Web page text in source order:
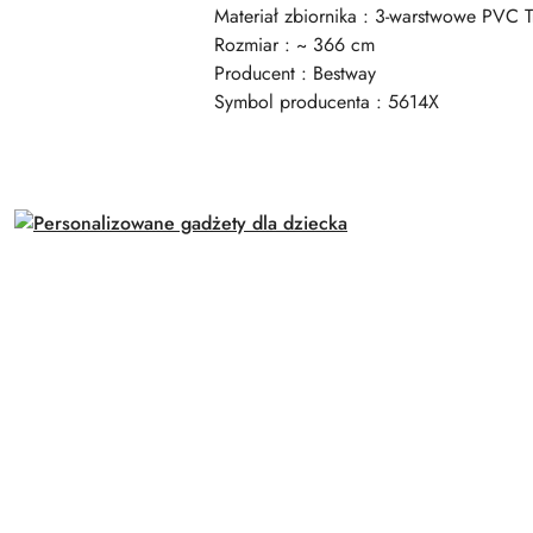
Materiał zbiornika : 3-warstwowe PVC
Rozmiar : ~ 366 cm
Producent : Bestway
Symbol producenta : 5614X